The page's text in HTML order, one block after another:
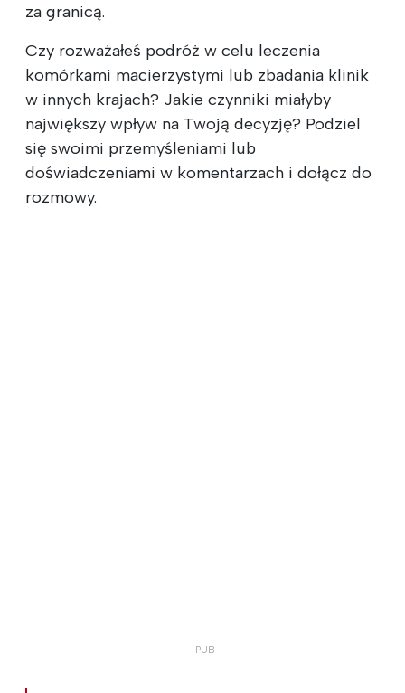
za granicą.
Czy rozważałeś podróż w celu leczenia
komórkami macierzystymi lub zbadania klinik
w innych krajach? Jakie czynniki miałyby
największy wpływ na Twoją decyzję? Podziel
się swoimi przemyśleniami lub
doświadczeniami w komentarzach i dołącz do
rozmowy.